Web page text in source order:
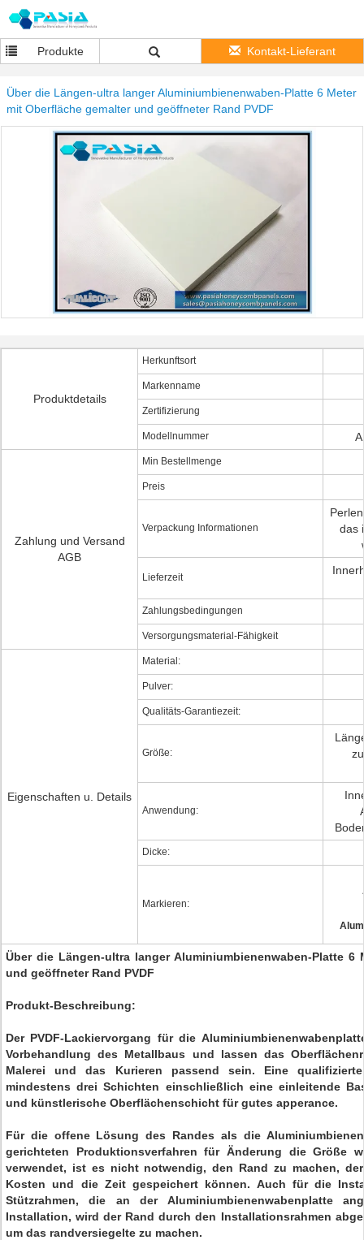
Produkte Kontakt-Lieferant
Über die Längen-ultra langer Aluminiumbienenwaben-Platte 6 Meter
mit Oberfläche gemalter und geöffneter Rand PVDF
Produktdetails
Herkunftsort
Markenname
Zertifizierung
Modellnummer
Zahlung und Versand
AGB
Min Bestellmenge
Preis
Verpackung Informationen
das
Lieferzeit
Zahlungsbedingungen
Versorgungsmaterial-Fähigkeit
Eigenschaften u. Details
Material:
Pulver:
Qualitäts-Garantiezeit:
Größe:
Anwendung:
Dicke:
Markieren:
Über die Längen-ultra langer Aluminiumbienenwaben-Platte 6
und geöffneter Rand PVDF
Produkt-Beschreibung:
Der PVDF-Lackiervorgang für die
Vorbehandlung des Metallbaus und lassen das
Malerei und das Kurieren passend sein. Eine
mindestens drei Schichten einschließlich eine einleitende
und künstlerische Oberflächenschicht für gutes apperance.
Für die offene Lösung des Randes als die
gerichteten Produktionsverfahren für Änderung die Größe
verwendet, ist es nicht notwendig, den Rand zu machen,
Kosten und die Zeit gespeichert können. Auch für die
Stützrahmen, die an der Aluminiumbienenwabenplatte
Installation, wird der Rand durch den Installationsrahmen
um das randversiegelte zu machen.